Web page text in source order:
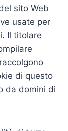
sito Web
usate per
Il titolare
di questo
da domini di